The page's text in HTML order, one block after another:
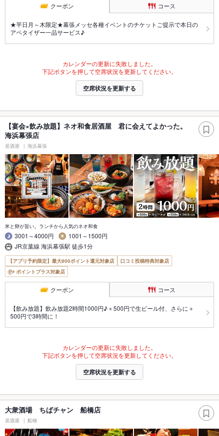
クーポン コース
★平日月～木限定★幕張メッセ各種イベントのチケットご提示で本日の
アペタイザー一品サービス♪
カレンダーの更新に失敗しました。
下記ボタンを押して空席状況を更新してください。
空席状況を更新する
【宴会×飲み放題】ネオ和食居酒屋 君に会えてよかった。
海浜幕張店
居酒屋 海浜幕張
米と卵が旨い。ランチから人気のネオ和食
3001～4000円
1001～1500円
JR京葉線 海浜幕張駅 徒歩1分
【アプリ予約限定】最大800ポイント還元対象店
口コミ投稿特典対象店
ポイントプラス対象店
クーポン コース
【飲み放題】飲み放題2時間1000円♪＋500円で生ビール付、さらに＋
500円で3時間に！
カレンダーの更新に失敗しました。
下記ボタンを押して空席状況を更新してください。
空席状況を更新する
大衆酒場 ちばチャン 船橋店
居酒屋 船橋